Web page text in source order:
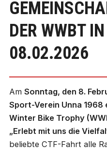
DER WWBT
08.02.2026
Am Sonntag, den 8.
Sport-Verein Unna 1968
Winter Bike Trophy
„Erlebt mit uns die
beliebte CTF-Fahrt alle